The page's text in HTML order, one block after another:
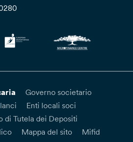
Governo societario
Enti locali soci
di Tutela dei Depositi
Mappa del sito
Mifid